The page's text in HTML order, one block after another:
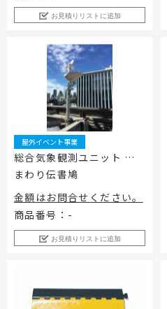
ミステージ脚部H300H60
0,H900/880円（税込）
お見積りリストに追加
屋外イベント事業
総合気象観測ユニット み
まわり伝書鳩
金額はお問合せください。
商品番号：-
お見積りリストに追加